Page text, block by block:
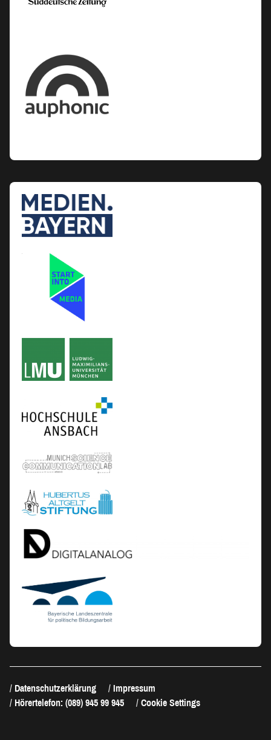
Datenschutzerklärung
Impressum
Hörertelefon: (089) 945 99 945
Cookie Settings